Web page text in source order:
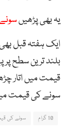
یہ بھی پڑھیںسونے کی
بلند ترین سطح
قیمت میں اتار
سونے کی قیمت میں 550 روپے فی تولہ کا اضافہ
10 گرام سونے کی